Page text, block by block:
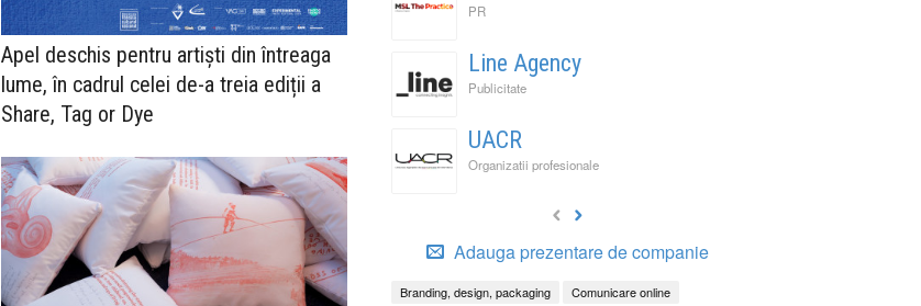
Apel deschis pentru artiști din întreaga
lume, în cadrul celei de-a treia ediții a
Share, Tag or Dye
PR
Line Agency
Publicitate
UACR
Organizatii profesionale
Adauga prezentare de companie
Branding, design, packaging
Comunicare online